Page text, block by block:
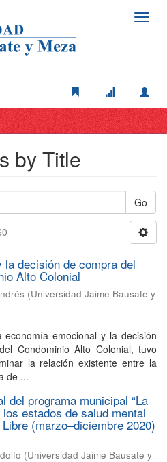
by Title
Go
decisión de compra del
Alto Colonial
(Universidad Jaime Bausate y
emocional y la decisión
Condominio Alto Colonial, tuvo
la relación existente entre la
de ...
del programa municipal “La
estados de salud mental
(marzo–diciembre 2020)
(Universidad Jaime Bausate y